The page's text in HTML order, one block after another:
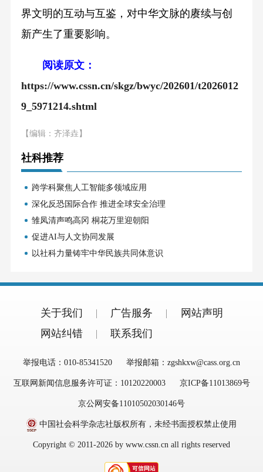
界文明的互动与互鉴，对中华文脉的赓续与创
新产生了重要影响。
阅读原文：
https://www.cssn.cn/skgz/bwyc/202601/t2026012
9_5971214.shtml
【编辑：齐泽垚】
社科推荐
跨学科聚焦人工智能多领域应用
深化反恐国际合作 推进全球安全治理
雏凤清声鸣高冈 桐花万里迎朝阳
促进AI与人文协同发展
以社科力量铸牢中华民族共同体意识
关于我们 广告服务
网站声明
网站纠错
联系我们
举报电话：010-85341520 举报邮箱：zgshkxw@cass.org.cn
互联网新闻信息服务许可证：10120220003 京ICP备11013869号
京公网安备11010502030146号
中国社会科学杂志社版权所有，未经书面授权禁止使用
Copyright © 2011-2026 by www.cssn.cn all rights reserved